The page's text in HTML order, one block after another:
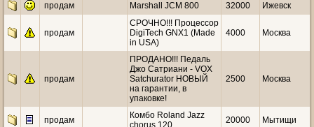
продам Marshall JCM 800 32000 Ижевск
продам
СРОЧНО!!! Процессор
DigiTech GNX1 (Made
in USA)
4000 Москва
продам
ПРОДАНО!!! Педаль
Джо Сатриани - VOX
Satchurator НОВЫЙ
на гарантии, в
упаковке!
2500 Москва
продам
Комбо Roland Jazz
chorus 120
20000 Мытищи